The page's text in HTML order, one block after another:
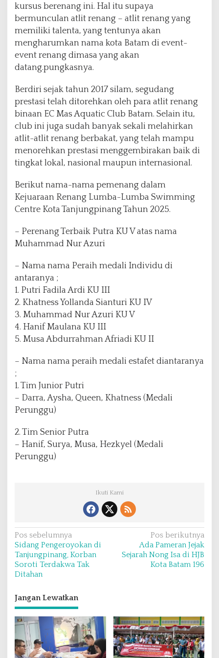
kursus berenang ini. Hal itu supaya
bermunculan atlit renang – atlit renang yang
memiliki talenta, yang tentunya akan
mengharumkan nama kota Batam di event-
event renang dimasa yang akan
datang.pungkasnya.
Berdiri sejak tahun 2017 silam, segudang
prestasi telah ditorehkan oleh para atlit renang
binaan EC Mas Aquatic Club Batam. Selain itu,
club ini juga sudah banyak sekali melahirkan
atlit-atlit renang berbakat, yang telah mampu
menorehkan prestasi menggembirakan baik di
tingkat lokal, nasional maupun internasional.
Berikut nama-nama pemenang dalam
Kejuaraan Renang Lumba-Lumba Swimming
Centre Kota Tanjungpinang Tahun 2025.
– ⁠Perenang Terbaik Putra KU V atas nama
Muhammad Nur Azuri
– ⁠Nama nama Peraih medali Individu di
antaranya ;
1. Putri Fadila Ardi KU III
2. ⁠Khatness Yollanda Sianturi KU IV
3. ⁠Muhammad Nur Azuri KU V
4. ⁠Hanif Maulana KU III
5. ⁠Musa Abdurrahman Afriadi KU II
– Nama nama peraih medali estafet diantaranya
;
1. Tim Junior Putri
– Darra, Aysha, Queen, Khatness (Medali
Perunggu)
2. Tim Senior Putra
– Hanif, Surya, Musa, Hezkyel (Medali
Perunggu)
Ikuti Kami
N
a
v
i
g
a
s
i
p
Pos sebelumnya
Sidang Pengeroyokan di
Tanjungpinang, Korban
Soroti Terdakwa Tak
Ditahan
Pos berikutnya
Ada Pameran Jejak
Sejarah Nong Isa di HJB
Kota Batam 196
Jangan Lewatkan